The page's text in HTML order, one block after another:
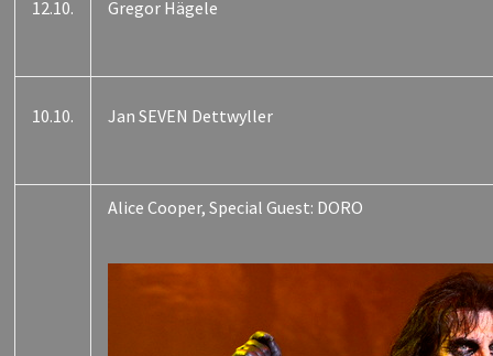
12.10. Gregor Hägele
10.10. Jan SEVEN Dettwyller
Alice Cooper, Special Guest: DORO